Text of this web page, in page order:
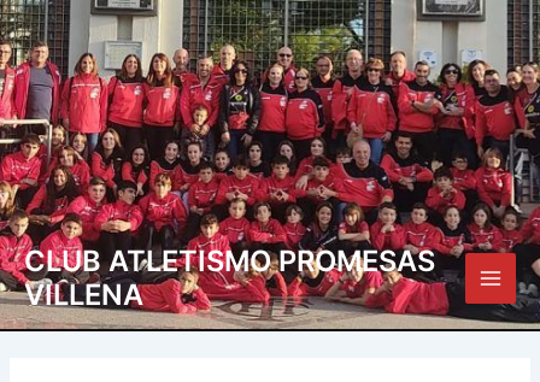
Ir
al
contenido
CLUB ATLETISMO PROMESAS
VILLENA
Main
Navegación
de
entradas